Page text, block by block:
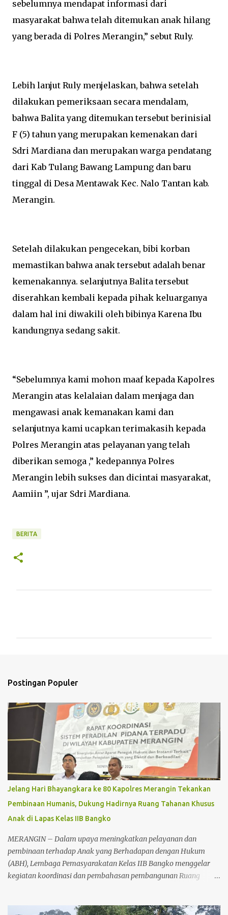
sebelumnya mendapat informasi dari
masyarakat bahwa telah ditemukan anak hilang
yang berada di Polres Merangin,” sebut Ruly.
Lebih lanjut Ruly menjelaskan, bahwa setelah
dilakukan pemeriksaan secara mendalam,
bahwa Balita yang ditemukan tersebut berinisial
F (5) tahun yang merupakan kemenakan dari
Sdri Mardiana dan merupakan warga pendatang
dari Kab Tulang Bawang Lampung dan baru
tinggal di Desa Mentawak Kec. Nalo Tantan kab.
Merangin.
Setelah dilakukan pengecekan, bibi korban
memastikan bahwa anak tersebut adalah benar
kemenakannya. selanjutnya Balita tersebut
diserahkan kembali kepada pihak keluarganya
dalam hal ini diwakili oleh bibinya Karena Ibu
kandungnya sedang sakit.
“Sebelumnya kami mohon maaf kepada Kapolres
Merangin atas kelalaian dalam menjaga dan
mengawasi anak kemanakan kami dan
selanjutnya kami ucapkan terimakasih kepada
Polres Merangin atas pelayanan yang telah
diberikan semoga ,” kedepannya Polres
Merangin lebih sukses dan dicintai masyarakat,
Aamiin ”, ujar Sdri Mardiana.
BERITA
r
Postingan Populer
Jelang Hari Bhayangkara ke 80 Kapolres Merangin Tekankan
Pembinaan Humanis, Dukung Hadirnya Ruang Tahanan Khusus
Anak di Lapas Kelas IIB Bangko
MERANGIN – Dalam upaya meningkatkan pelayanan dan
pembinaan terhadap Anak yang Berhadapan dengan Hukum
(ABH), Lembaga Pemasyarakatan Kelas IIB Bangko menggelar
kegiatan koordinasi dan pembahasan pembangunan Ruang
dihadiri unsur Forum Koordinasi Pimpinan Daerah (Forkopimda)